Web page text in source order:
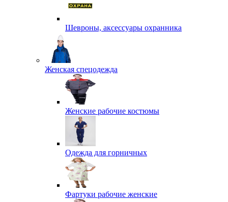
Шевроны, аксессуары охранника
Женская спецодежда
Женские рабочие костюмы
Одежда для горничных
Фартуки рабочие женские